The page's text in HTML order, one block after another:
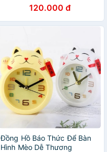
120.000 đ
Đồng Hồ Báo Thức Để Bàn
Hình Mèo Dễ Thương